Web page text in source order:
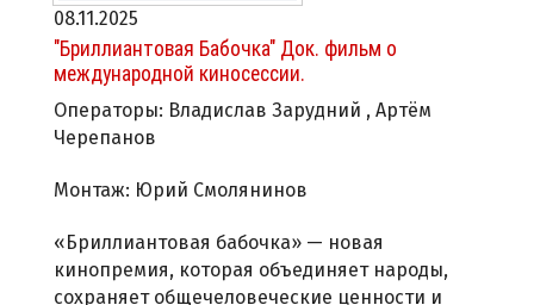
08.11.2025
"Бриллиантовая Бабочка" Док. фильм о
международной киносессии.
Операторы: Владислав Зарудний , Артём
Черепанов
Монтаж: Юрий Смолянинов
«Бриллиантовая бабочка» — новая
кинопремия, которая объединяет народы,
сохраняет общечеловеческие ценности и